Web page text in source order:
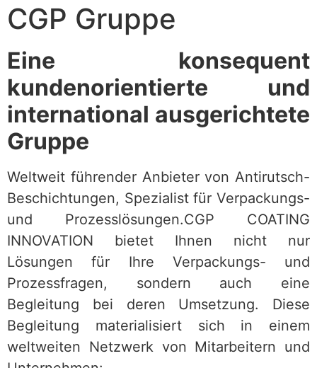
CGP Gruppe
Eine konsequent
kundenorientierte und
international ausgerichtete
Gruppe
Weltweit führender Anbieter von Antirutsch-
Beschichtungen, Spezialist für Verpackungs-
und Prozesslösungen.CGP COATING
INNOVATION bietet Ihnen nicht nur
Lösungen für Ihre Verpackungs- und
Prozessfragen, sondern auch eine
Begleitung bei deren Umsetzung. Diese
Begleitung materialisiert sich in einem
weltweiten Netzwerk von Mitarbeitern und